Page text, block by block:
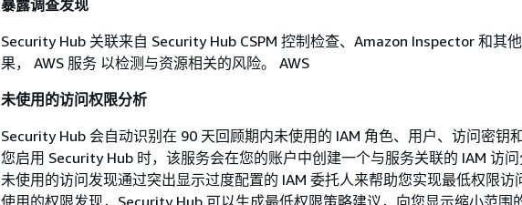
暴露调查发现
Security Hub 关联来自 Security Hub CSPM 控制检查、Amazon Inspector 和其
果， AWS 服务 以检测与资源相关的风险。 AWS
未使用的访问权限分析
Security Hub 会自动识别在 90 天回顾期内未使用的 IAM 角色、用户、访问密钥
您启用 Security Hub 时，该服务会在您的账户中创建一个与服务关联的 IAM 访问
未使用的访问发现通过突出显示过度配置的 IAM 委托人来帮助您实现最低权限访
使用的权限发现，Security Hub 可以生成最低权限策略建议，向您显示缩小范围